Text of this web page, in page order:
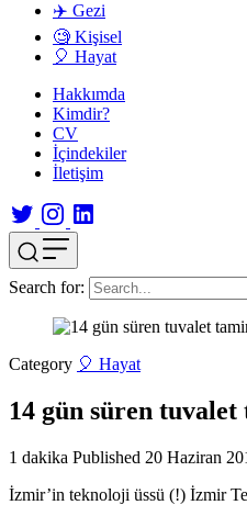
✈️ Gezi
🧐 Kişisel
🎈 Hayat
Hakkımda
Kimdir?
CV
İçindekiler
İletişim
Search for:
Category 🎈 Hayat
14 gün süren
1 dakika Published 20 Haziran
İzmir’in teknoloji üssü (!) İzmir